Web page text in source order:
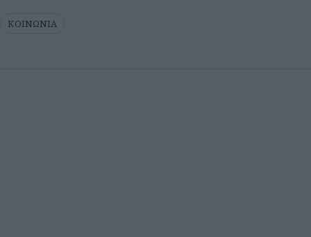
ΚΟΙΝΩΝΙΑ